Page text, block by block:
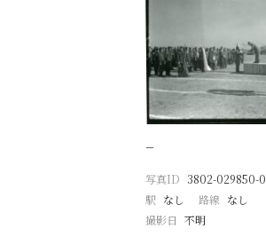
−
写真ID 3802-029850-0
駅 なし 路線 なし
撮影日 不明